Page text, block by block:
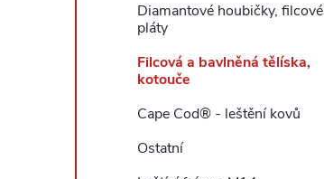
Diamantové houbičky, filcové
pláty
Filcová a bavlněná tělíska,
kotouče
Cape Cod® - leštění kovů
Ostatní